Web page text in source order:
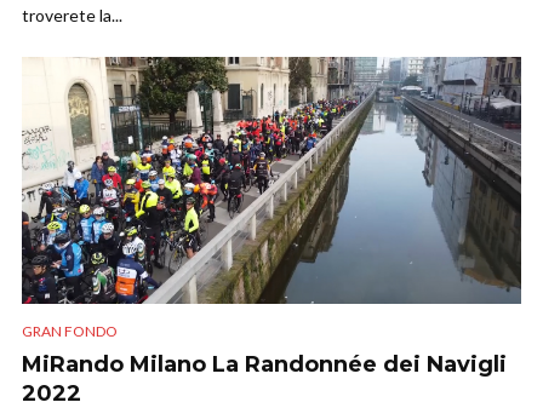
troverete la...
GRAN FONDO
MiRando Milano La Randonnée dei Navigli
2022